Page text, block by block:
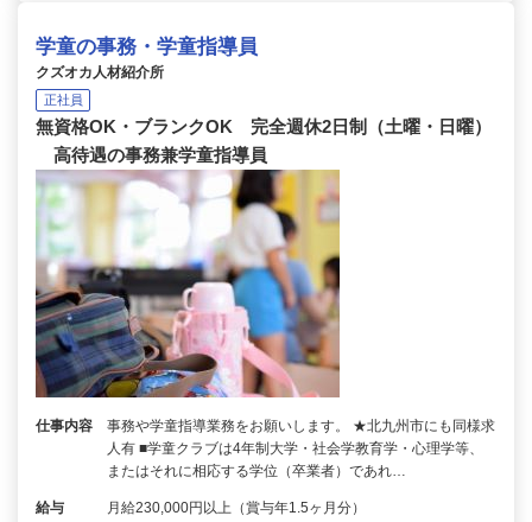
学童の事務・学童指導員
クズオカ人材紹介所
正社員
無資格OK・ブランクOK 完全週休2日制（土曜・日曜）
高待遇の事務兼学童指導員
仕事内容
事務や学童指導業務をお願いします。 ★北九州市にも同様求
人有 ■学童クラブは4年制大学・社会学教育学・心理学等、
またはそれに相応する学位（卒業者）であれ…
給与 月給230,000円以上（賞与年1.5ヶ月分）